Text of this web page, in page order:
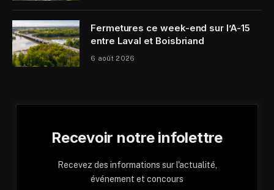
Fermetures ce week-end sur l’A-15
entre Laval et Boisbriand
6 août 2026
Recevoir notre infolettre
Recevez des informations sur l'actualité,
événement et concours